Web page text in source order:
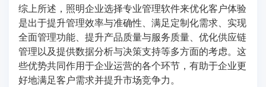
综上所述，照明企业选择专业管理软件来优化客户体验
是出于提升管理效率与准确性、满足定制化需求、实现
全面管理功能、提升产品质量与服务质量、优化供应链
管理以及提供数据分析与决策支持等多方面的考虑。这
些优势共同作用于企业运营的各个环节，有助于企业更
好地满足客户需求并提升市场竞争力。